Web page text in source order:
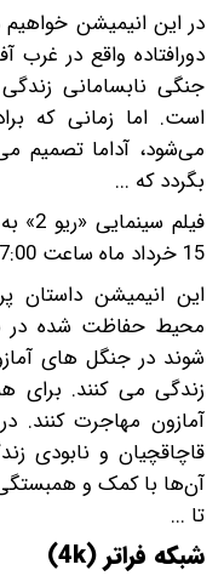
در این انیمیشن خواهیم
دورافتاده واقع در غرب
جنگی نابسامانی
است. اما زمانی که
می‌شود، آداما تصمیم
بگردد که ...
فیلم
15 خرداد ماه ساعت 17:00 از شبکه امید پخش خواهد شد.
این انیمیشن داستان
محیط حفاظت‌ شده در
شوند در جنگل‌ های
زندگی می‌ کنند. برای
آمازون مهاجرت کنند.
قاچاقچیان و نابودی
آن‌ها با کمک و
تا ...
شبکه فراتر (4k)